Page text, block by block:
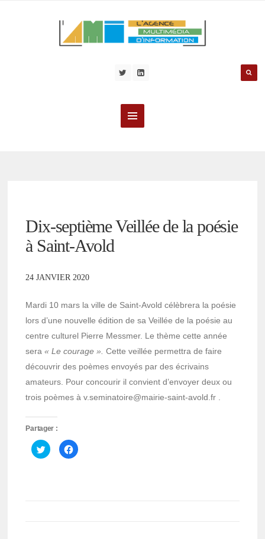
Dix-septième Veillée de la poésie
à Saint-Avold
24 JANVIER 2020
Mardi 10 mars la ville de Saint-Avold célèbrera la poésie
lors d’une nouvelle édition de sa Veillée de la poésie au
centre culturel Pierre Messmer. Le thème cette année
sera« Le courage ».Cette veillée permettra de faire
découvrir des poèmes envoyés par des écrivains
amateurs. Pour concourir il convient d’envoyer deux ou
trois poèmes à v.seminatoire@mairie-saint-avold.fr .
Partager :
Cliquez
pour
partager
Cliquez
pour